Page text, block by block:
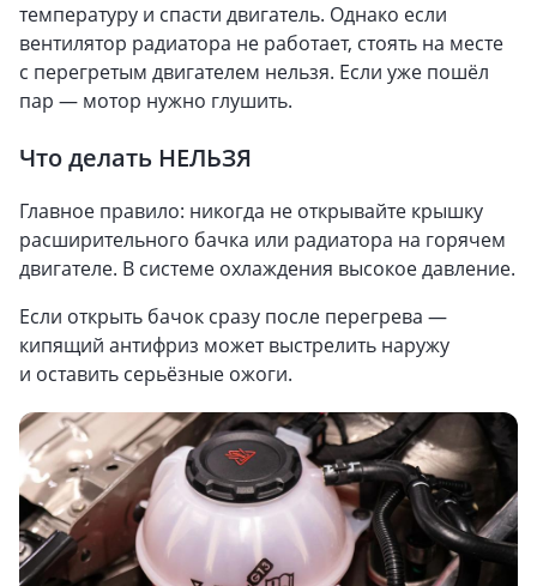
температуру и спасти двигатель. Однако если
вентилятор радиатора не работает, стоять на месте
с перегретым двигателем нельзя. Если уже пошёл
пар — мотор нужно глушить.
Что делать НЕЛЬЗЯ
Главное правило: никогда не открывайте крышку
расширительного бачка или радиатора на горячем
двигателе. В системе охлаждения высокое давление.
Если открыть бачок сразу после перегрева —
кипящий антифриз может выстрелить наружу
и оставить серьёзные ожоги.